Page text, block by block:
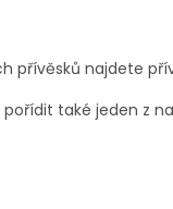
přívěsků najdete
také jeden z